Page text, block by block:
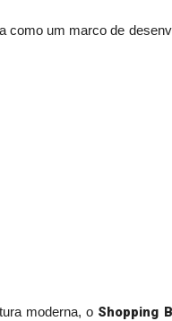
um marco de
moderna, o Shopping